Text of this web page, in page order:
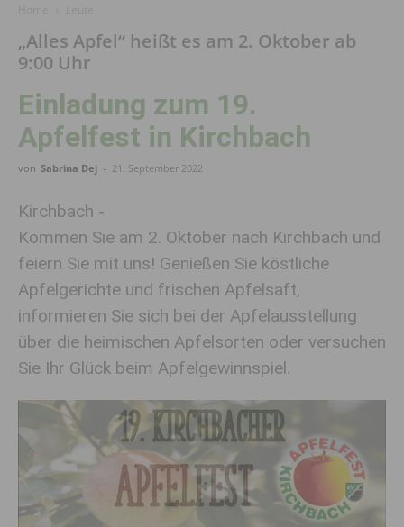
„Alles Apfel“ heißt es am 2. Oktober ab
9:00 Uhr
Einladung zum 19.
Apfelfest in Kirchbach
von Sabrina Dej - 21. September 2022
Kirchbach -
Kommen Sie am 2. Oktober nach Kirchbach und
feiern Sie mit uns! Genießen Sie köstliche
Apfelgerichte und frischen Apfelsaft,
informieren Sie sich bei der Apfelausstellung
über die heimischen Apfelsorten oder versuchen
Sie Ihr Glück beim Apfelgewinnspiel.